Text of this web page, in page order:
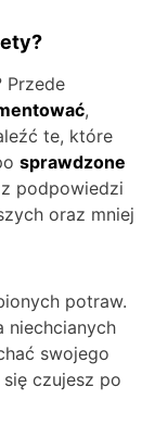
Przede
,
te, które
sprawdzone
podpowiedzi
oraz mniej
potraw.
niechcianych
swojego
czujesz po